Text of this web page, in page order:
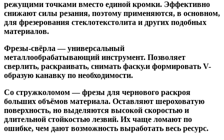
режущими точками вместо единой кромки. Эффективно
снижают силы резания, поэтому применяются, в основном,
для фрезерования стеклотекстолита и других подобных
материалов.
Фрезы-свёрла — универсальный
металлообрабатывающий инструмент. Позволяет
сверлить, раскраивать, снимать фаску.и формировать V-
образую канавку по необходимости.
Со стружколомом— фрезы для чернового раскроя
больших объёмов материала. Оставляют шероховатую
поверхность, но выделяются высокой скоростью и
длительной стойкостью лезвий. Их чаще ломают по
ошибке, чем дают возможность выработать весь ресурс.